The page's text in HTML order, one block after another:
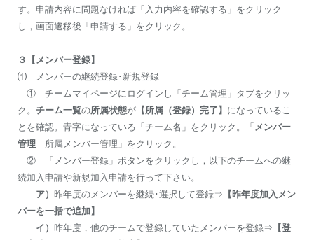
す。申請内容に問題なければ「入力内容を確認する」をクリック
し，画面遷移後「申請する」をクリック。
３【メンバー登録】
⑴ メンバーの継続登録･新規登録
① チームマイページにログインし「チーム管理」タブをクリッ
ク。 チーム一覧の所属状態が 【所属（登録）完了】 になっているこ
とを確認。青字になっている「チーム名」をクリック。「メンバー
管理 所属メンバー管理」をクリック。
② 「メンバー登録」ボタンをクリックし，以下のチームへの継
続加入申請や新規加入申請を行って下さい。
ア） 昨年度のメンバーを継続･選択して登録⇒ 【昨年度加入メン
バーを一括で追加】
イ） 昨年度，他のチームで登録していたメンバーを登録⇒ 【登